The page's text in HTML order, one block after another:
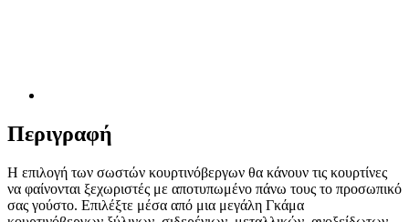
Περιγραφή
Η επιλογή των σωστών κουρτινόβεργων θα κάνουν τις κουρτίνες
να φαίνονται ξεχωριστές με αποτυπωμένο πάνω τους το προσωπικό
σας γούστο. Επιλέξτε μέσα από μια μεγάλη Γκάμα